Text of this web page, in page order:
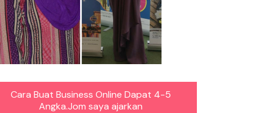
Cara Buat Business Online Dapat 4-5
Angka.Jom saya ajarkan